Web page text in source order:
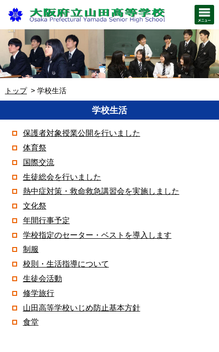
トップ 学校生活
学校生活
保護者対象授業公開を行いました
体育祭
国際交流
生徒総会を行いました
熱中症対策・救命救急講習会を実施しました
文化祭
年間行事予定
学校指定のセーター・ベストを導入します
制服
校則・生活指導について
生徒会活動
修学旅行
山田高等学校いじめ防止基本方針
食堂